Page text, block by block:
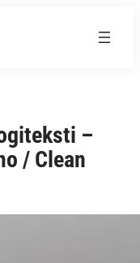
–
/ Clean